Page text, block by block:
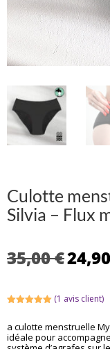
Culotte
Silvia – Flux
35,00€ Le
prix
était :
24,90
basé sur
notation
client
(1 avis client)
a culotte menstruelle
idéale pour